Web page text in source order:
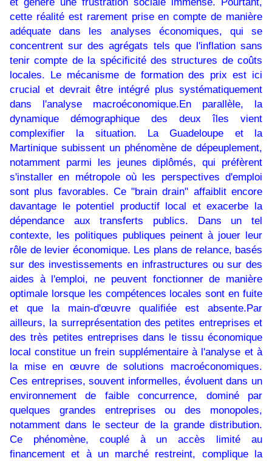
cette réalité est rarement prise en compte de manière
adéquate dans les analyses économiques, qui se
concentrent sur des agrégats tels que l'inflation sans
tenir compte de la spécificité des structures de coûts
locales. Le mécanisme de formation des prix est ici
crucial et devrait être intégré plus systématiquement
dans l'analyse macroéconomique.En parallèle, la
dynamique démographique des deux îles vient
complexifier la situation. La Guadeloupe et la
Martinique subissent un phénomène de dépeuplement,
notamment parmi les jeunes diplômés, qui préfèrent
s'installer en métropole où les perspectives d'emploi
sont plus favorables. Ce "brain drain" affaiblit encore
davantage le potentiel productif local et exacerbe la
dépendance aux transferts publics. Dans un tel
contexte, les politiques publiques peinent à jouer leur
rôle de levier économique. Les plans de relance, basés
sur des investissements en infrastructures ou sur des
aides à l'emploi, ne peuvent fonctionner de manière
optimale lorsque les compétences locales sont en fuite
et que la main-d'œuvre qualifiée est absente.Par
ailleurs, la surreprésentation des petites entreprises et
des très petites entreprises dans le tissu économique
local constitue un frein supplémentaire à l'analyse et à
la mise en œuvre de solutions macroéconomiques.
Ces entreprises, souvent informelles, évoluent dans un
environnement de faible concurrence, dominé par
quelques grandes entreprises ou des monopoles,
notamment dans le secteur de la grande distribution.
Ce phénomène, couplé à un accès limité au
financement et à un marché restreint, complique la